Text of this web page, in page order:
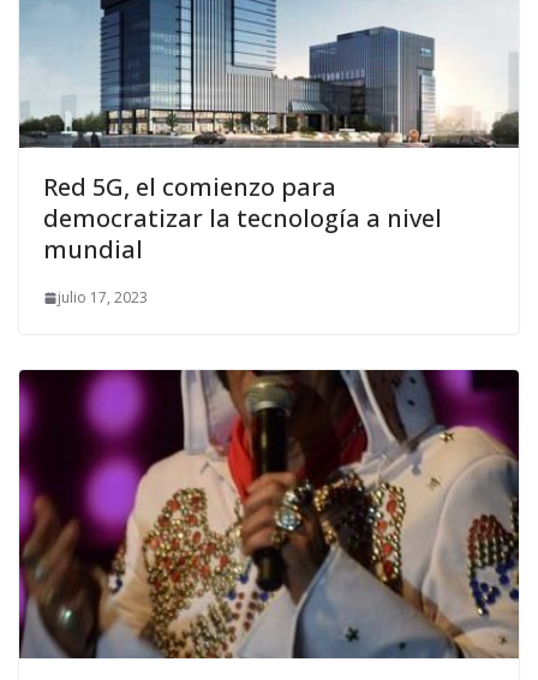
Red 5G, el comienzo para
democratizar la tecnología a nivel
mundial
julio 17, 2023